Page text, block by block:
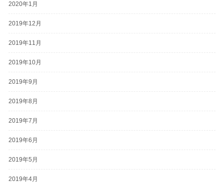
2020年1月
2019年12月
2019年11月
2019年10月
2019年9月
2019年8月
2019年7月
2019年6月
2019年5月
2019年4月